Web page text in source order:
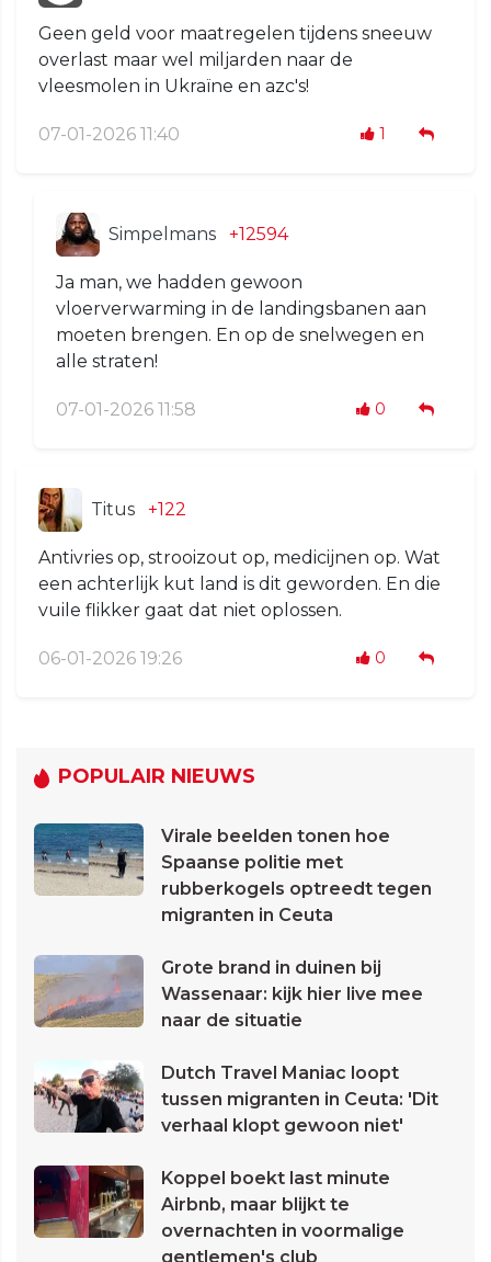
Geen geld voor maatregelen tijdens sneeuw
overlast maar wel miljarden naar de
vleesmolen in Ukraïne en azc's!
07-01-2026 11:40 1
Simpelmans +12594
Ja man, we hadden gewoon
vloerverwarming in de landingsbanen aan
moeten brengen. En op de snelwegen en
alle straten!
07-01-2026 11:58 0
Titus +122
Antivries op, strooizout op, medicijnen op. Wat
een achterlijk kut land is dit geworden. En die
vuile flikker gaat dat niet oplossen.
06-01-2026 19:26 0
POPULAIR NIEUWS
Virale beelden tonen hoe
Spaanse politie met
rubberkogels optreedt tegen
migranten in Ceuta
Grote brand in duinen bij
Wassenaar: kijk hier live mee
naar de situatie
Dutch Travel Maniac loopt
tussen migranten in Ceuta: 'Dit
verhaal klopt gewoon niet'
Koppel boekt last minute
Airbnb, maar blijkt te
overnachten in voormalige
gentlemen's club